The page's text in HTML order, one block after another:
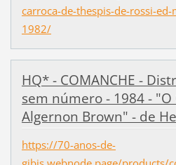
carroca-de-thespis-de-rossi-
1982/
HQ* - COMANCHE -
sem número - 1984 - "O
Algernon Brown" - de
https://70-anos-de-